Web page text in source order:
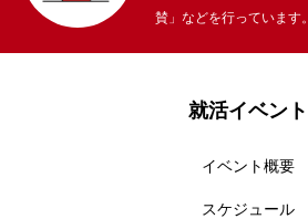
賛」などを行っています。
就活イベント
イベント概要
スケジュール